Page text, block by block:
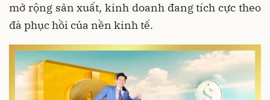
mở rộng sản xuất, kinh doanh đang tích cực theo
đà phục hồi của nền kinh tế.